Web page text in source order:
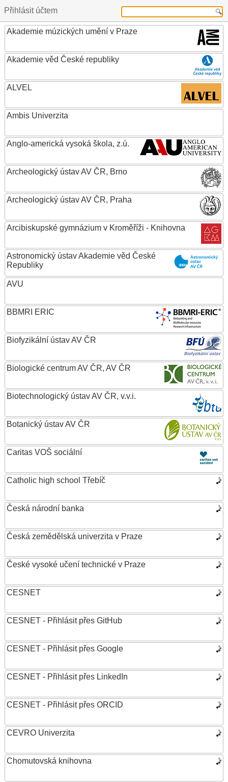
Přihlásit účtem
Akademie múzických umění v Praze
Akademie věd České republiky
ALVEL
Ambis Univerzita
Anglo-americká vysoká škola, z.ú.
Archeologický ústav AV ČR, Brno
Archeologický ústav AV ČR, Praha
Arcibiskupské gymnázium v Kroměříži - Knihovna
Astronomický ústav Akademie věd České
Republiky
AVU
BBMRI ERIC
Biofyzikální ústav AV ČR
Biologické centrum AV ČR, AV ČR
Biotechnologický ústav AV ČR, v.v.i.
Botanický ústav AV ČR
Caritas VOŠ sociální
Catholic high school Třebíč
Česká národní banka
Česká zemědělská univerzita v Praze
České vysoké učení technické v Praze
CESNET
CESNET - Přihlásit přes GitHub
CESNET - Přihlásit přes Google
CESNET - Přihlásit přes LinkedIn
CESNET - Přihlásit přes ORCID
CEVRO Univerzita
Chomutovská knihovna